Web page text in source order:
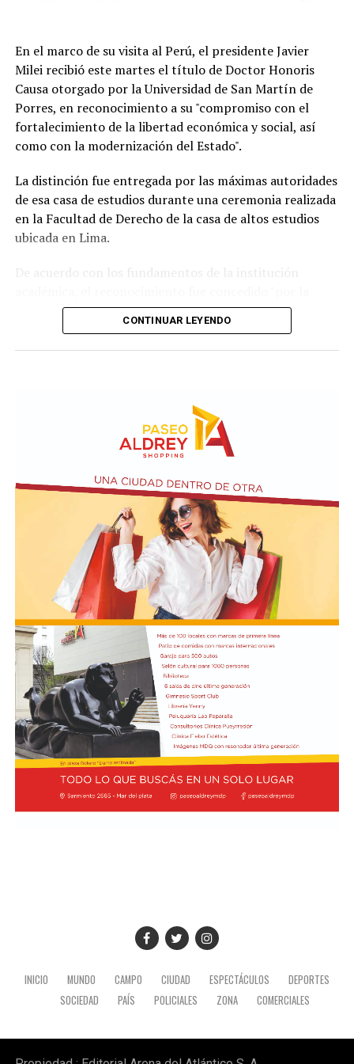
Según la reconstrucción realizada por los
Maldonado y luego se había ido hacia Punta del Este.
Un chofer de ómnibus aportó información clave al
recordar que la había trasladado y permitió a los
quien contó que Pepa había sido vista en una situación
la familia aseguró que no encontraba una explicación
durante las últimas horas de la joven. Las autoridades
trabajan con las imágenes de las cámaras de seguridad y
los testimonios de las personas que tuvieron algún
contacto con ella antes del terrible desenlace.
En el marco de su visita al Perú, el presidente Javier
Milei recibió este martes el título de Doctor Honoris
Causa otorgado por la Universidad de San Martín de
Porres, en reconocimiento a su "compromiso con el
fortalecimiento de la libertad económica y social, así
como con la modernización del Estado".
La distinción fue entregada por las máximas autoridades
de esa casa de estudios durante una ceremonia realizada
en la Facultad de Derecho de la casa de altos estudios
ubicada en Lima.
defensa de las ideas de la libertad" que impulsa el
mandatario argentino y "por las reformas orientadas a
la modernización del Estado" implementadas desde el
El presidente Javier Milei recibió el título de Doctor
Honoris Causa.
Previamente, Milei participó del acto de juramentación
y toma de mando de la presidenta de Perú, Keiko
Fujimori, realizado en el Congreso de ese país, en el
marco de su visita oficial a Lima.
El presidente viajó acompañado por una comitiva
integrada por el canciller Pablo Quirno y la secretaria
general de la Presidencia, Karina Milei.
CONTINUAR LEYENDO
INICIO MUNDO CAMPO CIUDAD ESPECTÁCULOS
DEPORTES
SOCIEDAD
PAÍS POLICIALES ZONA COMERCIALES